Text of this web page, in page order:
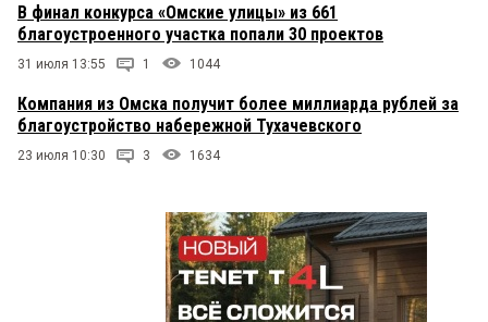
В финал конкурса «Омские улицы» из 661
благоустроенного участка попали 30 проектов
31 июля 13:55 1 1044
Компания из Омска получит более миллиарда рублей за
благоустройство набережной Тухачевского
23 июля 10:30 3 1634